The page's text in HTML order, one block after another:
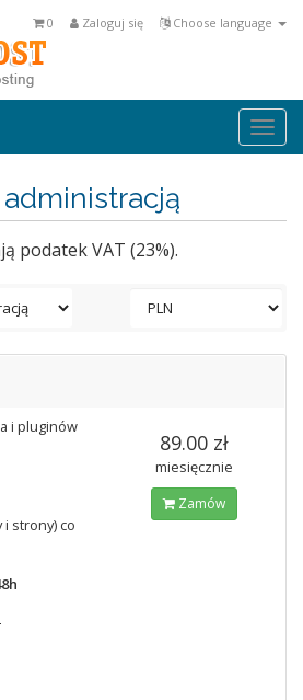
Choose language
Zaloguj się
0
podatek VAT (23%).
i pluginów
strony) co
89.00 zł
miesięcznie
Zamów